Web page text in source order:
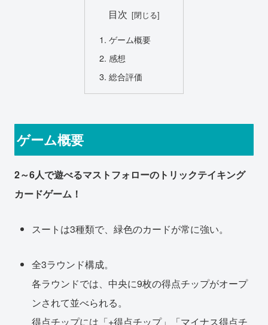
目次
ゲーム概要
感想
総合評価
ゲーム概要
2～6人で遊べるマストフォローのトリックテイキング
カードゲーム！
スートは3種類で、緑色のカードが常に強い。
全3ラウンド構成。
各ラウンドでは、中央に9枚の得点チップがオープ
ンされて並べられる。
得点チップには「+得点チップ」「マイナス得点チ